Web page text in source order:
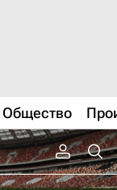
Общество